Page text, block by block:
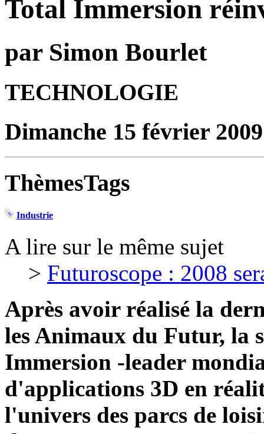
Total Immersion
par Simon Bourlet
TECHNOLOGIE
Dimanche 15 février
ThèmesTags
Industrie
A lire sur le même sujet
> Futuroscope : 2008
Après avoir réalisé la
les Animaux du Futur, la
Immersion -leader
d'applications 3D en
l'univers des parcs de